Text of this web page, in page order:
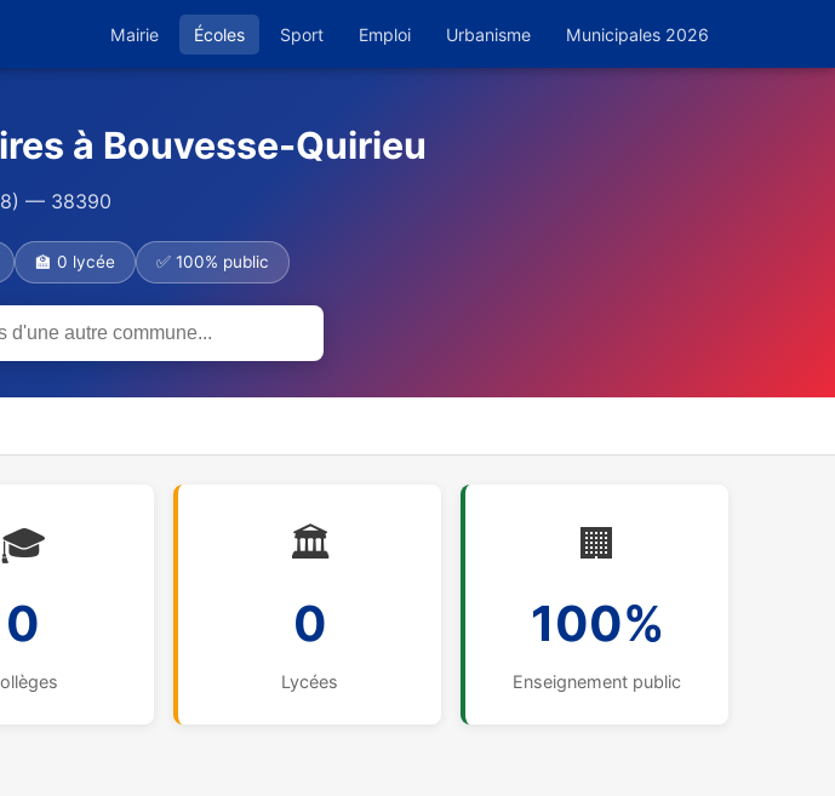
Mairie Écoles Sport Emploi Urbanisme Municipales 2026
à Bouvesse-Quirieu
— 38390
🏫 0 lycée ✅ 100% public
🎓
0
🏛️
0
Lycées
🏢
100%
Enseignement public